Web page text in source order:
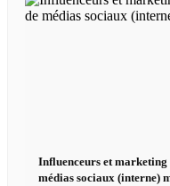
Influenceurs et marketing
médias sociaux (interne)